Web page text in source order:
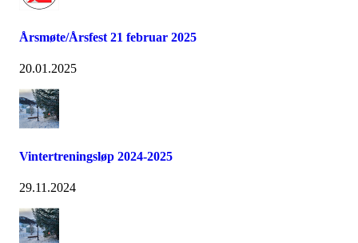
Årsmøte/Årsfest 21 februar 2025
20.01.2025
Vintertreningsløp 2024-2025
29.11.2024